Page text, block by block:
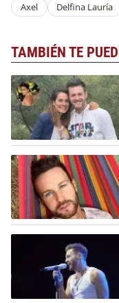
Axel Delfina Lauría
TAMBIÉN TE